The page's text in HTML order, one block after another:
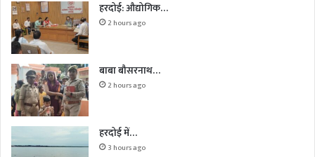
हरदोई: औद्योगिक…
2 hours ago
बाबा बौसरनाथ…
2 hours ago
हरदोई में…
3 hours ago